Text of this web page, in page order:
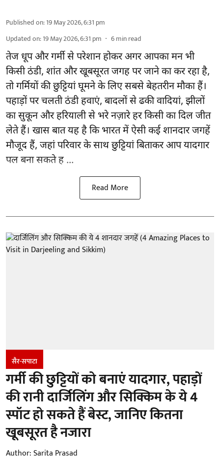
Published on:19 May 2026, 6:31 pm
Updated on:19 May 2026, 6:31 pm 6min read
तेज धूप और गर्मी से परेशान होकर अगर आपका मन भी
किसी ठंडी, शांत और खूबसूरत जगह पर जाने का कर रहा है,
तो गर्मियों की छुट्टियां घूमने के लिए सबसे बेहतरीन मौका हैं।
पहाड़ों पर चलती ठंडी हवाएं, बादलों से ढकी वादियां, झीलों
का सुकून और हरियाली से भरे नज़ारे हर किसी का दिल जीत
लेते हैं। खास बात यह है कि भारत में ऐसी कई शानदार जगहें
मौजूद हैं, जहां परिवार के साथ छुट्टियां बिताकर आप यादगार
पल बना सकते ह ...
Read More
सैर-सपाटा
गर्मी की छुट्टियों को बनाएं यादगार, पहाड़ों
की रानी दार्जिलिंग और सिक्किम के ये 4
स्पॉट हो सकते हैं बेस्ट, जानिए कितना
खूबसूरत है नजारा
Author:Sarita Prasad